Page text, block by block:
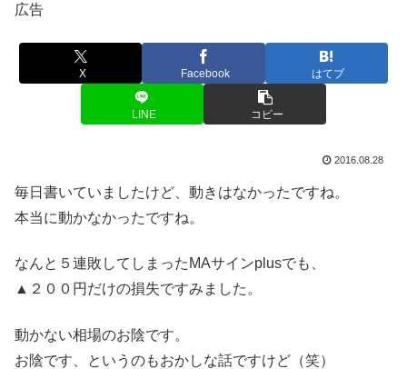
広告
X Facebook はてブ
LINE コピー
2016.08.28
毎日書いていましたけど、動きはなかったですね。
本当に動かなかったですね。
なんと５連敗してしまったMAサインplusでも、
▲２００円だけの損失ですみました。
動かない相場のお陰です。
お陰です、というのもおかしな話ですけど（笑）